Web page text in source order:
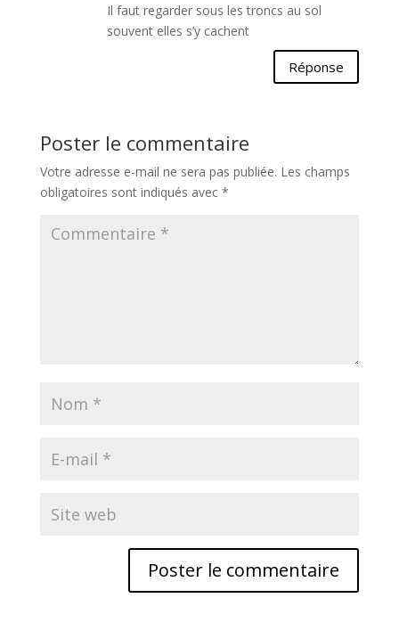
Il faut regarder sous les troncs au sol
souvent elles s’y cachent
Réponse
Poster le commentaire
Votre adresse e-mail ne sera pas publiée. Les champs
obligatoires sont indiqués avec *